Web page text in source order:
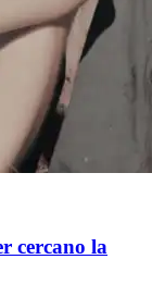
cercano la